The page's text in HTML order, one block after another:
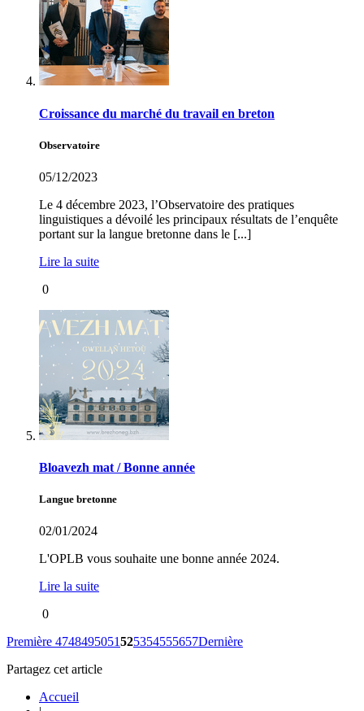
Croissance du marché du travail en breton
Observatoire
05/12/2023
Le 4 décembre 2023, l’Observatoire des pratiques
linguistiques a dévoilé les principaux résultats de l’enquête
portant sur la langue bretonne dans le [...]
Lire la suite
0
Bloavezh mat / Bonne année
Langue bretonne
02/01/2024
L'OPLB vous souhaite une bonne année 2024.
Lire la suite
0
Première 4748495051525354555657Dernière
Partagez cet article
Accueil